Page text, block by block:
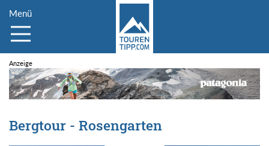
Menü
Bergtour - Rosengarten